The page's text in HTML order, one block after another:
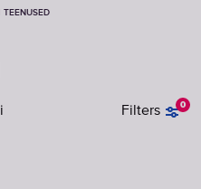
TEENUSED
Filters 0